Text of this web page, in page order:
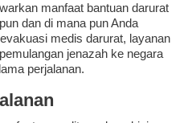
manfaat bantuan darurat
dan di mana pun Anda
medis darurat, layanan
jenazah ke negara
perjalanan.